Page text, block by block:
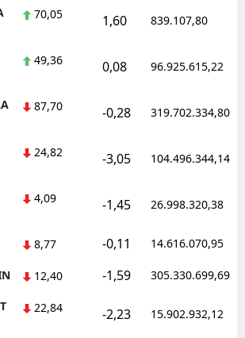
70,05 1,60 839.107,80
49,36 0,08 96.925.615,22
87,70 -0,28 319.702.334,80
24,82 -3,05 104.496.344,14
4,09 -1,45 26.998.320,38
8,77 -0,11 14.616.070,95
12,40 -1,59 305.330.699,69
22,84 -2,23 15.902.932,12